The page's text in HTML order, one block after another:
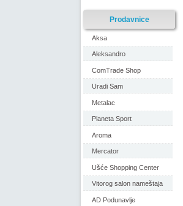
Prodavnice
Aksa
Aleksandro
ComTrade Shop
Uradi Sam
Metalac
Planeta Sport
Aroma
Mercator
Ušće Shopping Center
Vitorog salon nameštaja
AD Podunavlje